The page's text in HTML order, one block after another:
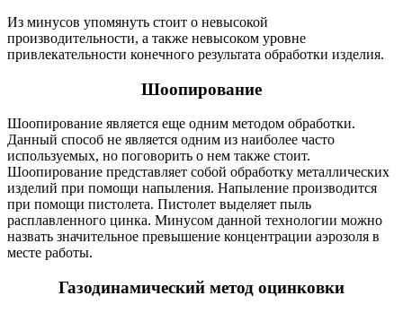
Из минусов упомянуть стоит о невысокой
производительности, а также невысоком уровне
привлекательности конечного результата обработки изделия.
Шоопирование
Шоопирование является еще одним методом обработки.
Данный способ не является одним из наиболее часто
используемых, но поговорить о нем также стоит.
Шоопирование представляет собой обработку металлических
изделий при помощи напыления. Напыление производится
при помощи пистолета. Пистолет выделяет пыль
расплавленного цинка. Минусом данной технологии можно
назвать значительное превышение концентрации аэрозоля в
месте работы.
Газодинамический метод оцинковки